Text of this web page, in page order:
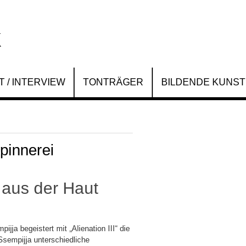
/ INTERVIEW TONTRÄGER BILDENDE KUNST
der Haut
begeistert mit „Alienation III“ die
unterschiedliche